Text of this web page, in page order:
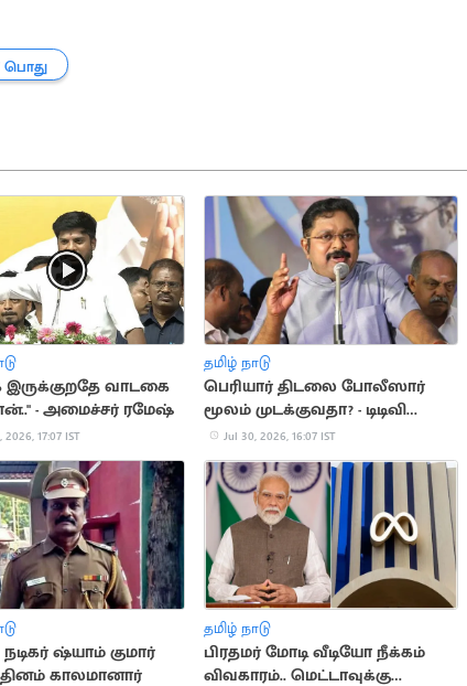
இருக்குறதே வாடகை
- அமைச்சர் ரமேஷ்
2026, 17:07 IST
தமிழ் நாடு
பெரியார் திடலை போலீஸார்
மூலம் முடக்குவதா? - டிடிவி
தினகரன் கண்டனம்
Jul 30, 2026, 16:07 IST
ஷ்யாம் குமார்
காலமானார்
தமிழ் நாடு
பிரதமர் மோடி வீடியோ நீக்கம்
விவகாரம்.. மெட்டாவுக்கு